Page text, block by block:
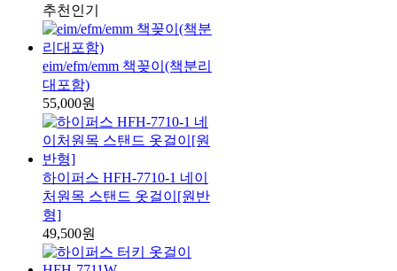
추천 인기
eim/efm/emm 책꽂이(책분리
대포함)
55,000원
하이퍼스 HFH-7710-1 네이
처원목 스탠드 옷걸이[원반
형]
49,500원